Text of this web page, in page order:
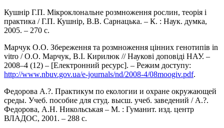
Кушнір Г.П. Мікроклональне розмноження рослин, теорія і
практика / Г.П. Кушнір, В.В. Сарнацька. – К. : Наук. думка,
2005. – 270 с.
Марчук О.О. Збереження та розмноження цінних генотипів in
vitro / О.О. Марчук, В.І. Кирилюк // Наукові доповіді НАУ. –
2008–4 (12) – [Електронний ресурс]. – Режим доступу:
http://www.nbuv.gov.ua/e-journals/nd/2008-4/08moogiv.pdf.
Федорова А.?. Практикум по екологии и охране окружающей
среды. Учеб. пособие для студ. высш. учеб. заведений / А.?.
Федорова, А.Н. Никольськая – М. : Гуманит. изд. центр
ВЛАДОС, 2001. – 288 с.